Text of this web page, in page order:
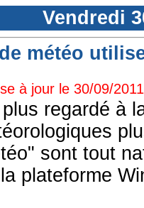
Vendredi
météo
à jour le 30/09/
regardé à
sont tout
plateforme